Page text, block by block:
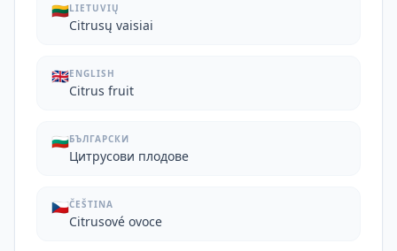
🇱🇹LIETUVIŲ
Citrusų vaisiai
🇬🇧ENGLISH
Citrus fruit
🇧🇬БЪЛГАРСКИ
Цитрусови плодове
🇨🇿ČEŠTINA
Citrusové ovoce